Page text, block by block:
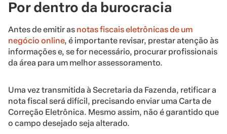
Por dentro da burocracia
Antes de emitir as notas fiscais eletrônicas de um
negócio online, é importante revisar, prestar atenção às
informações e, se for necessário, procurar profissionais
da área para um melhor assessoramento.
Uma vez transmitida à Secretaria da Fazenda, retificar a
nota fiscal será difícil, precisando enviar uma Carta de
Correção Eletrônica. Mesmo assim, não é garantido que
o campo desejado seja alterado.